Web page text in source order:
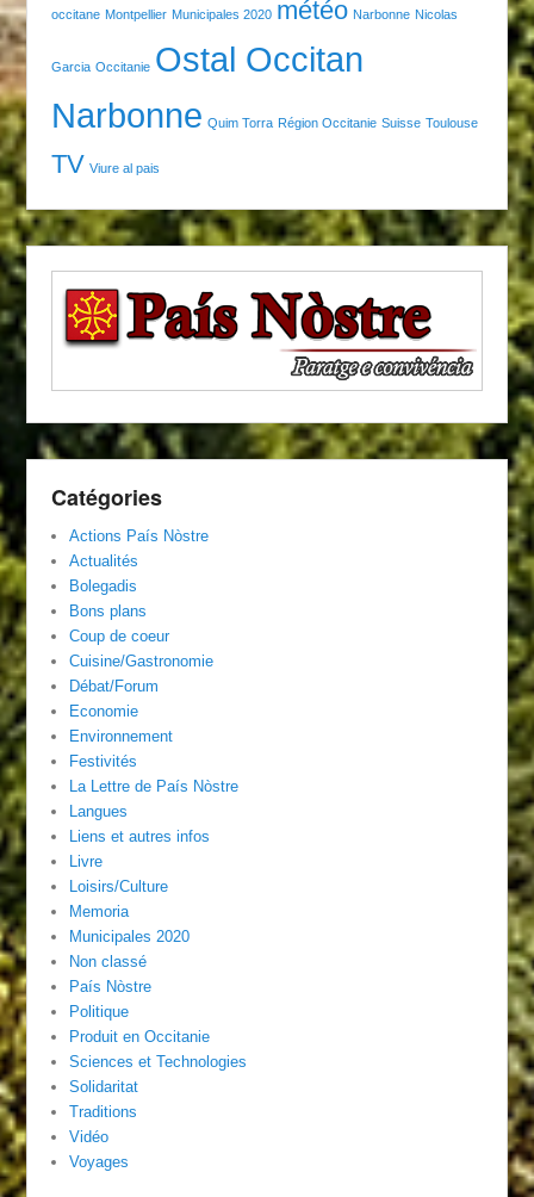
occitane Montpellier Municipales 2020 météo Narbonne Nicolas
Garcia Occitanie Ostal Occitan
Narbonne Quim Torra Région Occitanie Suisse Toulouse
TV Viure al pais
Catégories
Actions País Nòstre
Actualités
Bolegadis
Bons plans
Coup de coeur
Cuisine/Gastronomie
Débat/Forum
Economie
Environnement
Festivités
La Lettre de País Nòstre
Langues
Liens et autres infos
Livre
Loisirs/Culture
Memoria
Municipales 2020
Non classé
País Nòstre
Politique
Produit en Occitanie
Sciences et Technologies
Solidaritat
Traditions
Vidéo
Voyages